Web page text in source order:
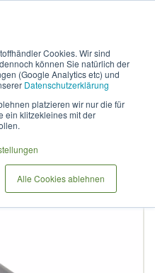
Cookies. Wir sind
können Sie natürlich der
(Google Analytics etc) und
Datenschutzerklärung
platzieren wir nur die für
ein klitzekleines mit der
Alle Cookies ablehnen
13,6 PN